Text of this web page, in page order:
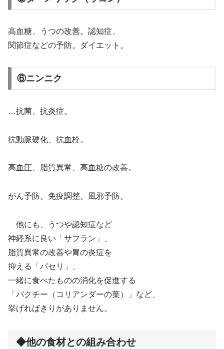
高血糖、うつの改善。認知症、
関節症などの予防。ダイエット。
⑥ニンニク
…抗菌、抗炎症。
抗動脈硬化、抗血栓。
高血圧、脂質異常、高血糖の改善。
がん予防。免疫調整。風邪予防。
他にも、うつや認知症など
神経系に良い「サフラン」、
脂質異常の改善や胃の炎症を
抑える「パセリ」、
一緒に食べたものの消化を促進する
「パクチー（コリアンダーの葉）」など、
挙げればきりがありません。
◆他の食材との組み合わせ